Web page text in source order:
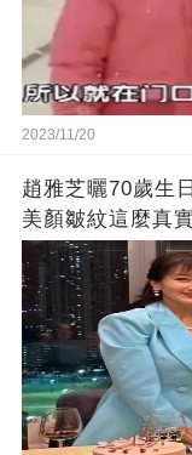
2023/11/20
趙雅芝曬70歲生
美顏皺紋這麼真實